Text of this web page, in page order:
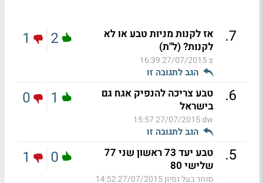
7
.
אז לקנות מניות טבע או לא
לקנות? (ל"ת)
צ27/07/2015 16:39
הגב לתגובה זו
2
1
6
.
טבע צריכה להנפיק אגח גם
בישראל
dw
27/07/2015 15:57
הגב לתגובה זו
1
0
5
.
טבע יעד 73 ראשון שני 77
שלישי 80
סוחר בעל נסיון27/07/2015 14:52
0
1